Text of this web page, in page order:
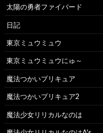
太陽の勇者ファイバード
日記
東京ミュウミュウ
東京ミュウミュウにゅ～
魔法つかいプリキュア
魔法つかいプリキュア2
魔法少女リリカルなのは